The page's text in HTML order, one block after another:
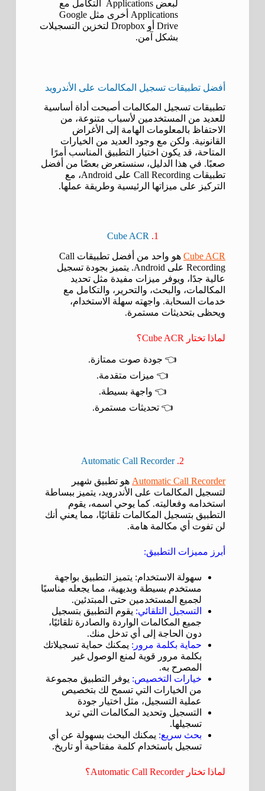
لبعض Applications التكامل مع
Applications أخرى مثل Google
Drive أو Dropbox لتخزين التسجيلات
بشكل آمن.
أفضل تطبيقات تسجيل المكالمات على الأندرويد
تطبيقات تسجيل المكالمات أصبحت أداة أساسية
للعديد من المستخدمين لأسباب متنوعة، من
الاحتفاظ بالمعلومات الهامة إلى الأغراض
القانونية. ولكن مع وجود العديد من الخيارات
المتاحة، قد يكون اختيار التطبيق المناسب أمرًا
صعبًا. في هذا الدليل، سنستعرض بعضًا من أفضل
تطبيقات Call Recording على Android، مع
التركيز على ميزاتها الرئيسية وطريقة عملها.
1.
Cube ACR
Cube ACR
هو واحد من أفضل تطبيقات Call
Recording على Android. يتميز بجودة تسجيل
عالية جدًا، ويوفر ميزات مفيدة مثل تحديد
المكالمات، والبحث، والتحرير، والتكامل مع
خدمات السحابة. واجهته سهلة الاستخدام،
ويحظى بتحديثات مستمرة.
لماذا تختار Cube ACR؟
👈 جودة صوت ممتازة.
👈 ميزات متقدمة.
👈 واجهة بسيطة.
👈 تحديثات مستمرة.
2.
Automatic Call Recorder
Automatic Call Recorder هو تطبيق شهير
لتسجيل المكالمات على الأندرويد، يتميز ببساطة
استخدامه وفعاليته. كما يوحي اسمه، يقوم
التطبيق بتسجيل المكالمات تلقائيًا، مما يعني أنك
لن تفوت أي مكالمة هامة.
أبرز مميزات التطبيق:
سهولة الاستخدام: يتميز التطبيق بواجهة
مستخدم بسيطة وبديهية، مما يجعله مناسبًا
لجميع المستخدمين حتى المبتدئين.
التسجيل التلقائي: يقوم التطبيق بتسجيل
جميع المكالمات الواردة والصادرة تلقائيًا،
دون الحاجة إلى أي تدخل منك.
حماية بكلمة مرور: يمكنك حماية تسجيلاتك
بكلمة مرور قوية لمنع الوصول غير
المصرح به.
خيارات التخصيص: يوفر التطبيق مجموعة
من الخيارات التي تسمح لك بتخصيص
عملية التسجيل، مثل اختيار جودة
التسجيل وتحديد المكالمات التي تريد
تسجيلها.
بحث سريع: يمكنك البحث بسهولة عن أي
تسجيل باستخدام كلمة مفتاحية أو تاريخ.
لماذا تختار Automatic Call Recorder؟